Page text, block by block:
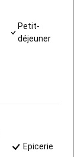
Petit-
déjeuner
Epicerie